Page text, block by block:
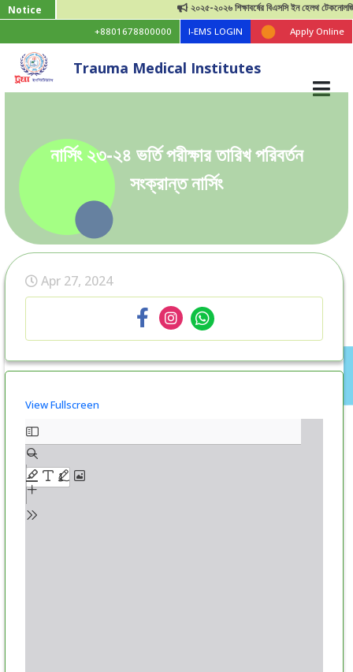
Notice ২০২৫-২০২৬ শিক্ষাবর্ষের বিএসসি ইন হেলথ টেকনোলজি
+8801678800000 I-EMS LOGIN Apply Online
Trauma Medical Institutes
নার্সিং ২৩-২৪ ভর্তি পরীক্ষার তারিখ পরিবর্তন
সংক্রান্ত নার্সিং
Apr 27, 2024
View Fullscreen
to
PDF
content